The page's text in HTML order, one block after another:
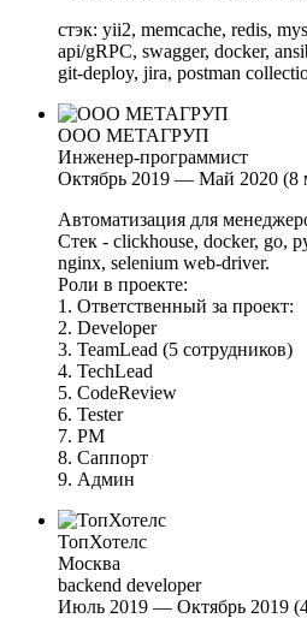
стэк: yii2, memcache, redis,
api/gRPC, swagger, docker,
git-deploy, jira, postman
ООО МЕТАГРУП
Инженер-программист
Октябрь 2019 — Май 2020 (8
Автоматизация для
Стек - clickhouse, docker, go,
nginx, selenium web-driver.
Роли в проекте:
1. Ответственный за проект:
2. Developer
3. TeamLead (5 сотрудников)
4. TechLead
5. CodeReview
6. Tester
7. PM
8. Саппорт
9. Админ
ТопХотелс
Москва
backend developer
Июль 2019 — Октябрь 2019